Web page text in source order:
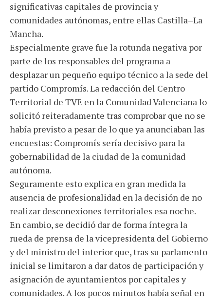
significativas capitales de provincia y
comunidades autónomas, entre ellas Castilla–La
Mancha.
Especialmente grave fue la rotunda negativa por
parte de los responsables del programa a
desplazar un pequeño equipo técnico a la sede del
partido Compromís. La redacción del Centro
Territorial de TVE en la Comunidad Valenciana lo
solicitó reiteradamente tras comprobar que no se
había previsto a pesar de lo que ya anunciaban las
encuestas: Compromís sería decisivo para la
gobernabilidad de la ciudad de la comunidad
autónoma.
Seguramente esto explica en gran medida la
ausencia de profesionalidad en la decisión de no
realizar desconexiones territoriales esa noche.
En cambio, se decidió dar de forma íntegra la
rueda de prensa de la vicepresidenta del Gobierno
y del ministro del interior que, tras su parlamento
inicial se limitaron a dar datos de participación y
asignación de ayuntamientos por capitales y
comunidades. A los pocos minutos había señal en